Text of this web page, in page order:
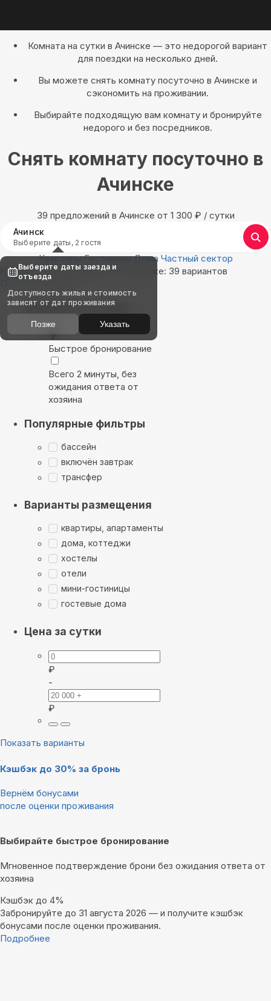
Комната на сутки в Ачинске — это недорогой вариант
для поездки на несколько дней.
Вы можете снять комнату посуточно в Ачинске и
сэкономить на проживании.
Выбирайте подходящую вам комнату и бронируйте
недорого и без посредников.
Снять комнату посуточно в
Ачинске
39 предложений в Ачинске oт 1 300 ₽ / сутки
Ачинск
Выберите даты, 2 гостя
Квартиры Гостиницы Дома Частный сектор
Найдём, где остановиться в Ачинске: 39 вариантов
Показать на карте
Выбирайте лучшее
Быстрое бронирование
Всего 2 минуты, без
ожидания ответа от
хозяина
Популярные фильтры
бассейн
включён завтрак
трансфер
Варианты размещения
квартиры, апартаменты
дома, коттеджи
хостелы
отели
мини-гостиницы
гостевые дома
Цена за сутки
₽
-
₽
Показать варианты
Кэшбэк до 30% за бронь
Вернём бонусами
после оценки проживания
Выбирайте быстрое бронирование
Мгновенное подтверждение брони без ожидания ответа от
хозяина
Кэшбэк до 4%
Забронируйте до 31 августа 2026 — и получите кэшбэк
бонусами после оценки проживания.
Подробнее
Выберите даты заезда и
отъезда
Доступность жилья и стоимость
зависят от дат проживания
Позже Указать